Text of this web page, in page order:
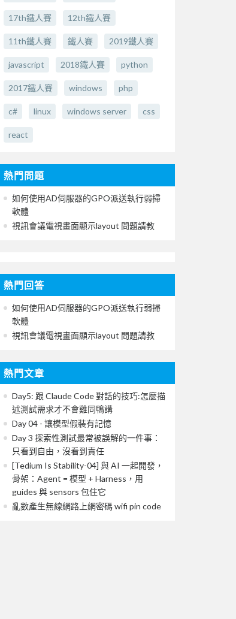
17th鐵人賽 12th鐵人賽
11th鐵人賽 鐵人賽 2019鐵人賽
javascript 2018鐵人賽 python
2017鐵人賽 windows php
c# linux windows server css
react
熱門問題
如何使用AD伺服器的GPO派送執行弱掃
軟體
視訊會議電視畫面顯示layout 問題請教
熱門回答
如何使用AD伺服器的GPO派送執行弱掃
軟體
視訊會議電視畫面顯示layout 問題請教
熱門文章
Day5: 跟 Claude Code 對話的技巧:怎麼描
述測試需求才不會雞同鴨講
Day 04 - 讓模型假裝有記憶
Day 3 探索性測試最常被誤解的一件事：
只看到自由，沒看到責任
[Tedium Is Stability-04] 與 AI 一起開發，
骨架：Agent = 模型 + Harness，用
guides 與 sensors 包住它
亂數產生無線網路上網密碼 wifi pin code